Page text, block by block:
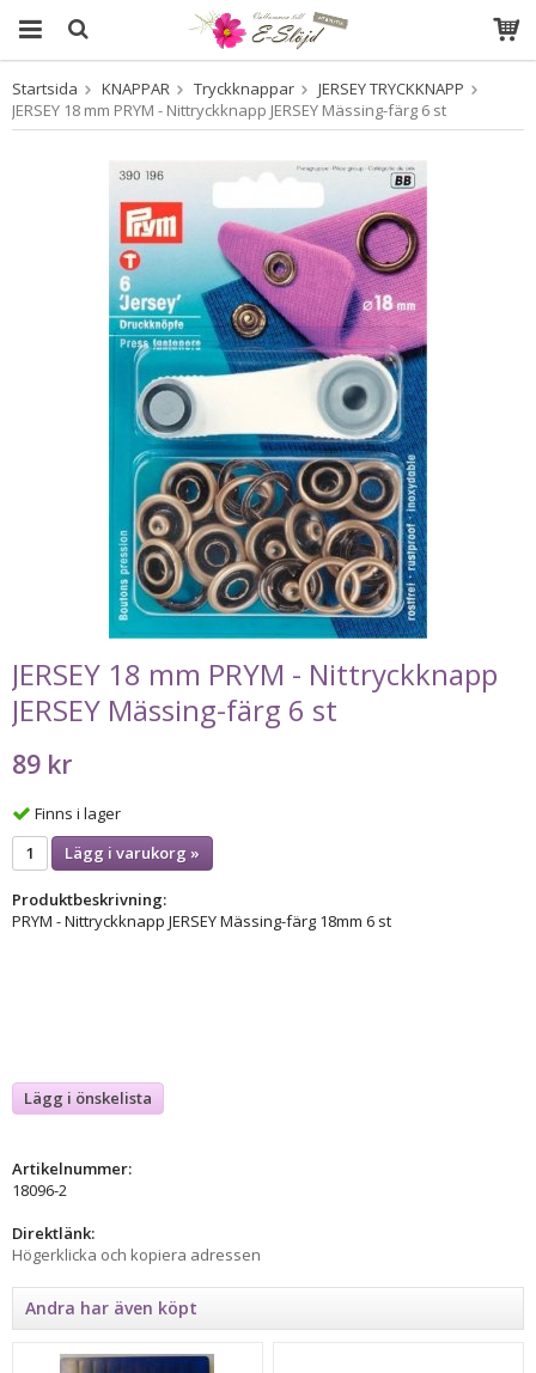
Produkten har blivit tillagd i varukorgen
Startsida KNAPPAR Tryckknappar
JERSEY TRYCKKNAPP
JERSEY 18 mm PRYM - Nittryckknapp JERSEY Mässing-färg 6 st
JERSEY 18 mm PRYM - Nittryckknapp
JERSEY Mässing-färg 6 st
89 kr
Finns i lager
Lägg i varukorg »
Produktbeskrivning:
PRYM - Nittryckknapp JERSEY Mässing-färg 18mm 6 st
Lägg i önskelista
Artikelnummer:
18096-2
Direktlänk:
Högerklicka och kopiera adressen
Andra har även köpt